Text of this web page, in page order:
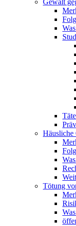
Gewalt
Häusliche
Tötung